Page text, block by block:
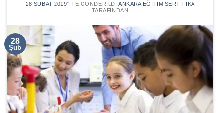
28 ŞUBAT 2019’' TE GÖNDERILDI ANKARA EĞITIM SERTIFIKA
TARAFINDAN
28
Şub